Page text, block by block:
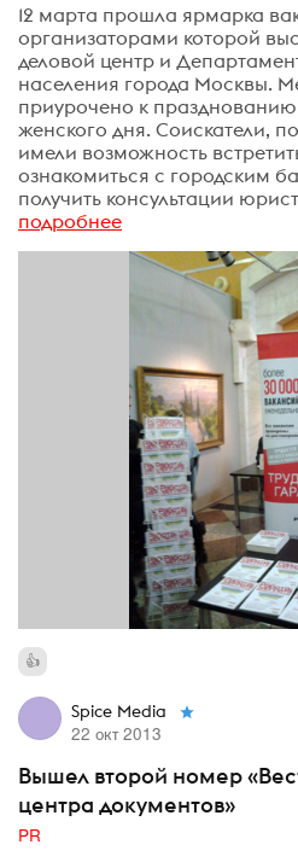
12 марта прошла ярмарка
организаторами которой
деловой центр и
населения города Москвы.
приурочено к
женского дня. Соискатели,
имели возможность
ознакомиться с городским
получить консультации
подробнее
Spice Media
22 окт 2013
Вышел второй номер
центра документов»
PR